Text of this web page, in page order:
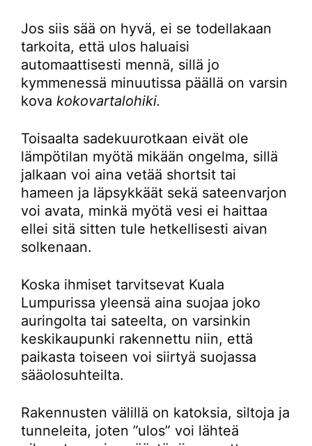
Jos siis sää on hyvä, ei se todellakaan
tarkoita, että ulos haluaisi
automaattisesti mennä, sillä jo
kymmenessä minuutissa päällä on varsin
kova kokovartalohiki.
Toisaalta sadekuurotkaan eivät ole
lämpötilan myötä mikään ongelma, sillä
jalkaan voi aina vetää shortsit tai
hameen ja läpsykkäät sekä sateenvarjon
voi avata, minkä myötä vesi ei haittaa
ellei sitä sitten tule hetkellisesti aivan
solkenaan.
Koska ihmiset tarvitsevat Kuala
Lumpurissa yleensä aina suojaa joko
auringolta tai sateelta, on varsinkin
keskikaupunki rakennettu niin, että
paikasta toiseen voi siirtyä suojassa
sääolosuhteilta.
Rakennusten välillä on katoksia, siltoja ja
tunneleita, joten ”ulos” voi lähteä